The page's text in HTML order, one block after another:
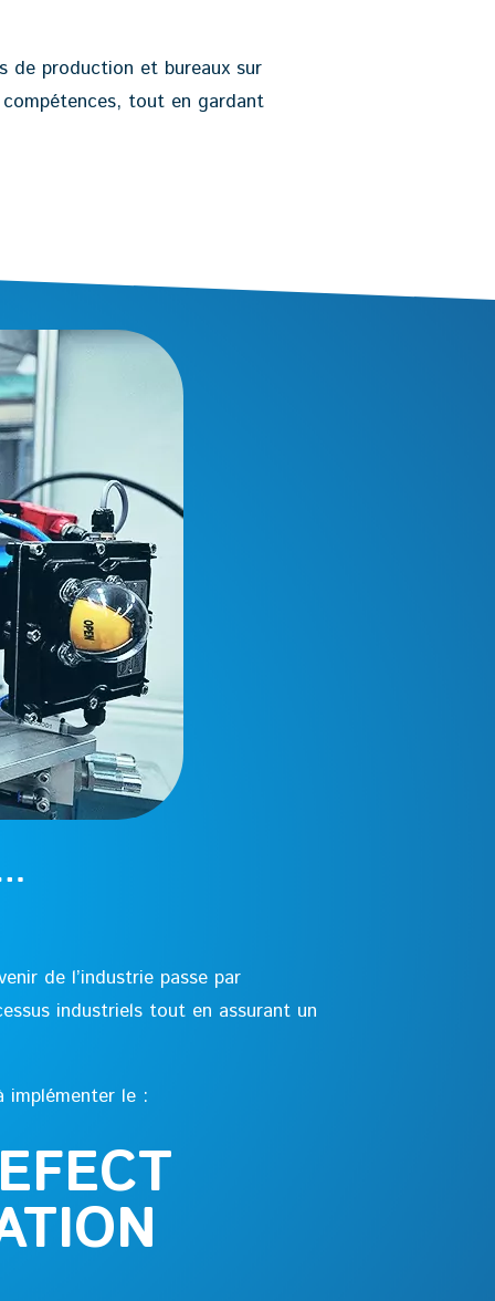
de production et bureaux sur
tout en gardant
de l’industrie passe par
industriels tout en assurant un
implémenter le :